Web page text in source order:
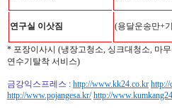
연구실 이삿짐 (용달운송만+
* 포장이사시 (냉장고청소, 싱크대청소, 마
연수기탈착 서비스)
금강익스프레스 : http://www.kk24.co.kr http://
http://www.pojangesa.kr/ http://